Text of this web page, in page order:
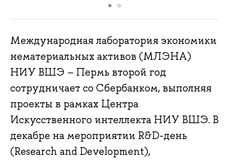
Международная лаборатория экономики
нематериальных активов (МЛЭНА)
НИУ ВШЭ – Пермь второй год
сотрудничает со Сбербанком, выполняя
проекты в рамках Центра
Искусственного интеллекта НИУ ВШЭ. В
декабре на мероприятии R&D-день
(Research and Development),